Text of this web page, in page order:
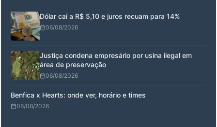
Dólar cai a R$ 5,10 e juros recuam para 14%
06/08/2026
Justiça condena empresário por usina ilegal em
área de preservação
06/08/2026
Benfica x Hearts: onde ver, horário e times
06/08/2026